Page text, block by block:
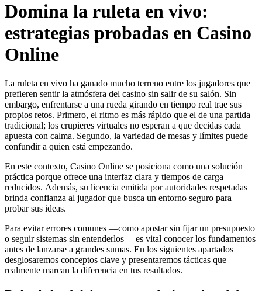
Domina la ruleta en vivo:
estrategias probadas en Casino
Online
La ruleta en vivo ha ganado mucho terreno entre los jugadores que
prefieren sentir la atmósfera del casino sin salir de su salón. Sin
embargo, enfrentarse a una rueda girando en tiempo real trae sus
propios retos. Primero, el ritmo es más rápido que el de una partida
tradicional; los crupieres virtuales no esperan a que decidas cada
apuesta con calma. Segundo, la variedad de mesas y límites puede
confundir a quien está empezando.
En este contexto, Casino Online se posiciona como una solución
práctica porque ofrece una interfaz clara y tiempos de carga
reducidos. Además, su licencia emitida por autoridades respetadas
brinda confianza al jugador que busca un entorno seguro para
probar sus ideas.
Para evitar errores comunes —como apostar sin fijar un presupuesto
o seguir sistemas sin entenderlos— es vital conocer los fundamentos
antes de lanzarse a grandes sumas. En los siguientes apartados
desglosaremos conceptos clave y presentaremos tácticas que
realmente marcan la diferencia en tus resultados.